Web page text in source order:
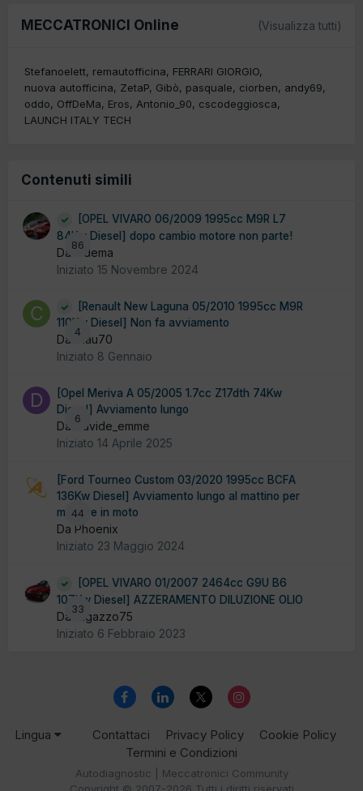
MECCATRONICI Online (Visualizza tutti)
Stefanoelett remautofficina
FERRARI GIORGIO
nuova autofficina
ZetaP Gibò pasquale ciorben
andy69
oddo
OffDeMa Eros Antonio_90
cscodeggiosca
LAUNCH ITALY TECH
Contenuti simili
86
[OPEL VIVARO 06/2009 1995cc M9R L7
84Kw Diesel] dopo cambio motore non parte!
Da ludema
Iniziato 15 Novembre 2024
4
[Renault New Laguna 05/2010 1995cc M9R
110Kw Diesel] Non fa avviamento
Da Clau70
Iniziato 8 Gennaio
6
[Opel Meriva A 05/2005 1.7cc Z17dth 74Kw
Diesel] Avviamento lungo
Da Davide_emme
Iniziato 14 Aprile 2025
44
[Ford Tourneo Custom 03/2020 1995cc BCFA
136Kw Diesel] Avviamento lungo al mattino per
mettere in moto
Da Phoenix
Iniziato 23 Maggio 2024
33
[OPEL VIVARO 01/2007 2464cc G9U B6
107Kw Diesel] AZZERAMENTO DILUZIONE OLIO
Da ragazzo75
Iniziato 6 Febbraio 2023
Lingua Contattaci Privacy Policy
Cookie Policy
Termini e Condizioni
Autodiagnostic | Meccatronici Community